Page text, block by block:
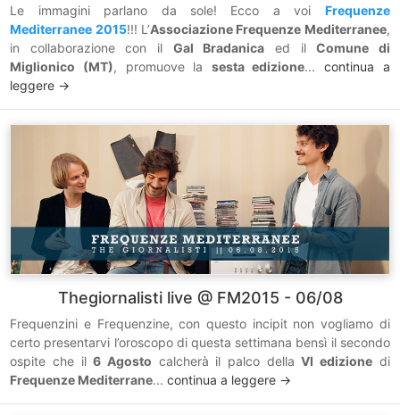
Le immagini parlano da sole! Ecco a voi Frequenze
Mediterranee 2015!!! L’Associazione Frequenze Mediterranee,
in collaborazione con il Gal Bradanica ed ilComune di
Miglionico (MT), promuove la sesta edizione...continua a
leggere ->
Thegiornalisti live @ FM2015 - 06/08
Frequenzini e Frequenzine, con questo incipit non vogliamo di
certo presentarvi l’oroscopo di questa settimana bensì il secondo
ospite che il6 Agosto calcherà il palco dellaVI edizione di
Frequenze Mediterrane...continua a leggere ->